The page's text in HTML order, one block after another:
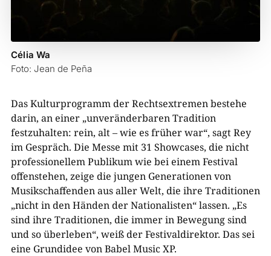
Célia Wa
Foto: Jean de Peña
Das Kulturprogramm der Rechtsextremen bestehe
darin, an einer „unveränderbaren Tradition
festzuhalten: rein, alt – wie es früher war“, sagt Rey
im Gespräch. Die Messe mit 31 Showcases, die nicht
professionellem Publikum wie bei einem Festival
offenstehen, zeige die jungen Generationen von
Musikschaffenden aus aller Welt, die ihre Traditionen
„nicht in den Händen der Nationalisten“ lassen. „Es
sind ihre Traditionen, die immer in Bewegung sind
und so überleben“, weiß der Festivaldirektor. Das sei
eine Grundidee von Babel Music XP.